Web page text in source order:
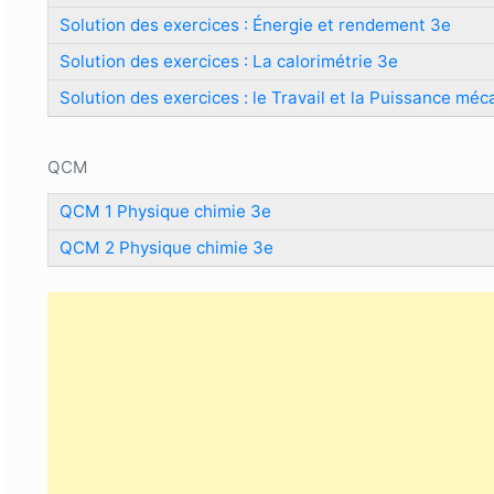
Solution des exercices : Énergie et rendement 3e
Solution des exercices : La calorimétrie 3e
Solution des exercices : le Travail et la Puissance
QCM
QCM 1 Physique chimie 3e
QCM 2 Physique chimie 3e